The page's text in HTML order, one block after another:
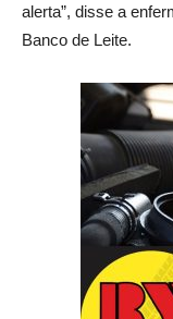
alerta”, disse a
Banco de Leite.